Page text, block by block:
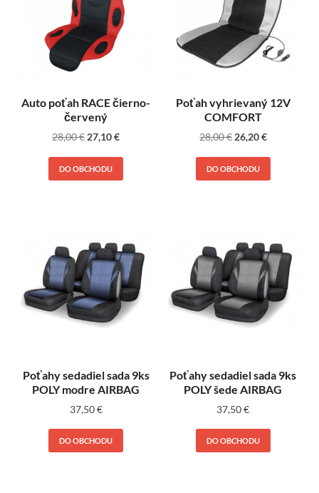
Auto poťah RACE čierno-
červený
28,00€ 27,10€
DO OBCHODU
Poťah vyhrievaný 12V
COMFORT
28,00€ 26,20€
DO OBCHODU
Poťahy sedadiel sada 9ks
POLY modre AIRBAG
37,50€
DO OBCHODU
Poťahy sedadiel sada 9ks
POLY šede AIRBAG
37,50€
DO OBCHODU